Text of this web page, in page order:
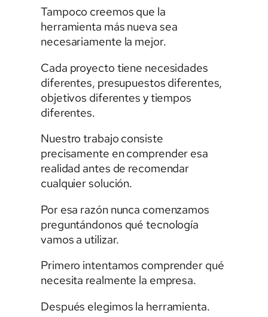
Tampoco creemos que la
herramienta más nueva sea
necesariamente la mejor.
Cada proyecto tiene necesidades
diferentes, presupuestos diferentes,
objetivos diferentes y tiempos
diferentes.
Nuestro trabajo consiste
precisamente en comprender esa
realidad antes de recomendar
cualquier solución.
Por esa razón nunca comenzamos
preguntándonos qué tecnología
vamos a utilizar.
Primero intentamos comprender qué
necesita realmente la empresa.
Después elegimos la herramienta.